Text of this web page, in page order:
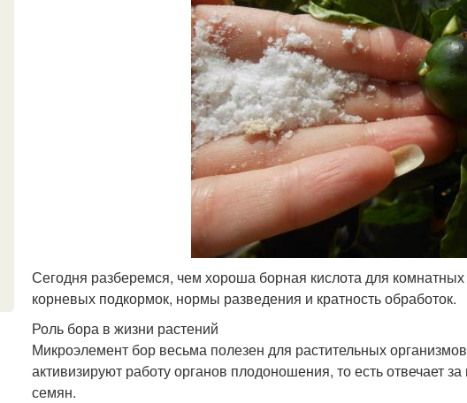
Сегодня разберемся, чем хороша борная кислота для
корневых подкормок, нормы разведения и кратность обработок.
Роль бора в жизни растений
Микроэлемент бор весьма полезен для растительных
активизируют работу органов плодоношения, то есть отвечает
семян.